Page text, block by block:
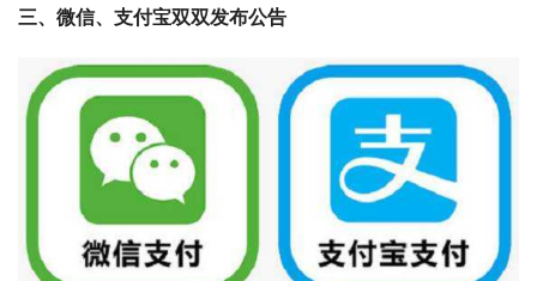
三、微信、支付宝双双发布公告